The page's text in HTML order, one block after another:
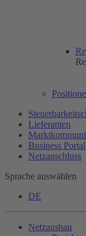
Lieferanten
Business Portal
Netzanschluss
Sprache auswählen
DE
Netzausbau